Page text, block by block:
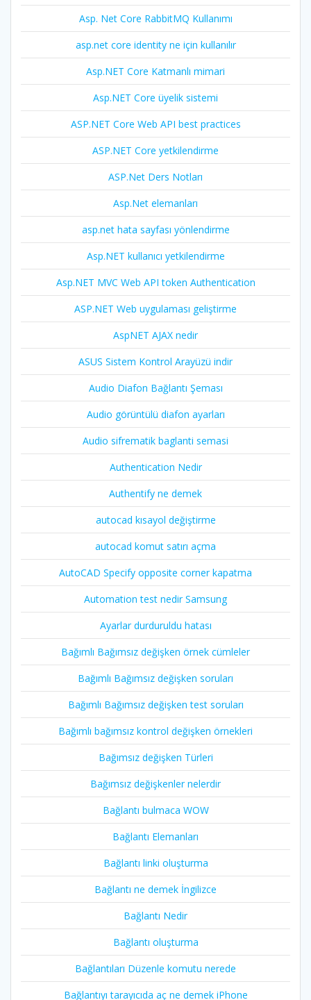
Asp. Net Core RabbitMQ Kullanımı
asp.net core identity ne için kullanılır
Asp.NET Core Katmanlı mimari
Asp.NET Core üyelik sistemi
ASP.NET Core Web API best practices
ASP.NET Core yetkilendirme
ASP.Net Ders Notları
Asp.Net elemanları
asp.net hata sayfası yönlendirme
Asp.NET kullanıcı yetkilendirme
Asp.NET MVC Web API token Authentication
ASP.NET Web uygulaması geliştirme
AspNET AJAX nedir
ASUS Sistem Kontrol Arayüzü indir
Audio Diafon Bağlantı Şeması
Audio görüntülü diafon ayarları
Audio sifrematik baglanti semasi
Authentication Nedir
Authentify ne demek
autocad kısayol değiştirme
autocad komut satırı açma
AutoCAD Specify opposite corner kapatma
Automation test nedir Samsung
Ayarlar durduruldu hatası
Bağımlı Bağımsız değişken örnek cümleler
Bağımlı Bağımsız değişken soruları
Bağımlı Bağımsız değişken test soruları
Bağımlı bağımsız kontrol değişken örnekleri
Bağımsız değişken Türleri
Bağımsız değişkenler nelerdir
Bağlantı bulmaca WOW
Bağlantı Elemanları
Bağlantı linki oluşturma
Bağlantı ne demek İngilizce
Bağlantı Nedir
Bağlantı oluşturma
Bağlantıları Düzenle komutu nerede
Bağlantıyı tarayıcıda aç ne demek iPhone